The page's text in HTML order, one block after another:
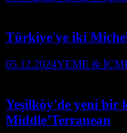
Türkiye'ye iki
05.12.2024YEME &
Yeşilköy'de yeni bir
Middle’Terranean